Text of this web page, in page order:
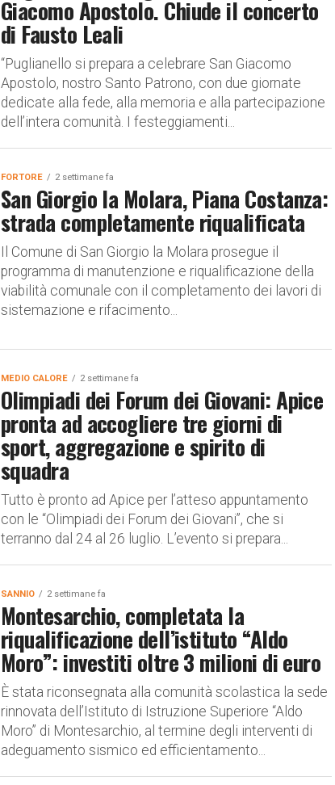
Giacomo Apostolo. Chiude il concerto
di Fausto Leali
“Puglianello si prepara a celebrare San Giacomo
Apostolo, nostro Santo Patrono, con due giornate
dedicate alla fede, alla memoria e alla partecipazione
dell’intera comunità. I festeggiamenti...
FORTORE 2 settimane fa
San Giorgio la Molara, Piana Costanza:
strada completamente riqualificata
Il Comune di San Giorgio la Molara prosegue il
programma di manutenzione e riqualificazione della
viabilità comunale con il completamento dei lavori di
sistemazione e rifacimento...
MEDIO CALORE 2 settimane fa
Olimpiadi dei Forum dei Giovani: Apice
pronta ad accogliere tre giorni di
sport, aggregazione e spirito di
squadra
Tutto è pronto ad Apice per l’atteso appuntamento
con le “Olimpiadi dei Forum dei Giovani”, che si
terranno dal 24 al 26 luglio. L’evento si prepara...
SANNIO 2 settimane fa
Montesarchio, completata la
riqualificazione dell’istituto “Aldo
Moro”: investiti oltre 3 milioni di euro
È stata riconsegnata alla comunità scolastica la sede
rinnovata dell’Istituto di Istruzione Superiore “Aldo
Moro” di Montesarchio, al termine degli interventi di
adeguamento sismico ed efficientamento...